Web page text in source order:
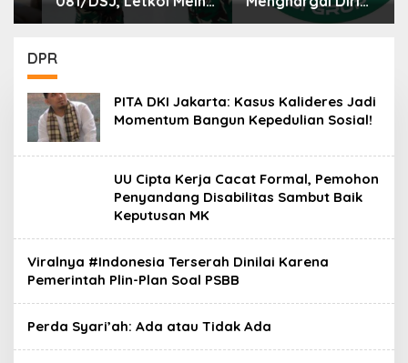
Helmi: Dukungan
Keberhasilan Tugas
Sendiri
DPR
PITA DKI Jakarta: Kasus Kalideres Jadi
Momentum Bangun Kepedulian Sosial!
UU Cipta Kerja Cacat Formal, Pemohon
Penyandang Disabilitas Sambut Baik
Keputusan MK
Viralnya #Indonesia Terserah Dinilai Karena
Pemerintah Plin-Plan Soal PSBB
Perda Syari’ah: Ada atau Tidak Ada